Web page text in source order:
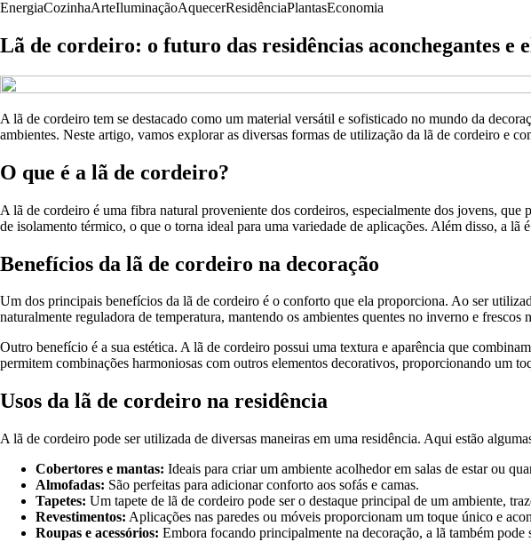
EnergiaCozinhaArteIluminaçãoAquecerResidênciaPlantasEconomia
Lã de cordeiro: o futuro das residências aconchegantes e
A lã de cordeiro tem se destacado como um material versátil e sofisticado no mundo da
ambientes. Neste artigo, vamos explorar as diversas formas de utilização da lã de cordeiro e
O que é a lã de cordeiro?
A lã de cordeiro é uma fibra natural proveniente dos cordeiros, especialmente dos jovens,
de isolamento térmico, o que o torna ideal para uma variedade de aplicações. Além disso, a
Benefícios da lã de cordeiro na decoração
Um dos principais benefícios da lã de cordeiro é o conforto que ela proporciona. Ao ser
naturalmente reguladora de temperatura, mantendo os ambientes quentes no inverno e frescos
Outro benefício é a sua estética. A lã de cordeiro possui uma textura e aparência que
permitem combinações harmoniosas com outros elementos decorativos, proporcionando um
Usos da lã de cordeiro na residência
A lã de cordeiro pode ser utilizada de diversas maneiras em uma residência. Aqui estão
Cobertores e mantas: Ideais para criar um ambiente acolhedor em salas de estar ou
Almofadas: São perfeitas para adicionar conforto aos sofás e camas.
Tapetes: Um tapete de lã de cordeiro pode ser o destaque principal de um ambiente,
Revestimentos: Aplicações nas paredes ou móveis proporcionam um toque único e
Roupas e acessórios: Embora focando principalmente na decoração, a lã também